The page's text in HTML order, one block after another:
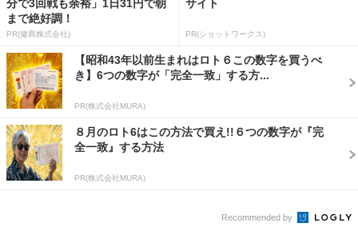
分で3回戦も余裕」1日31円で朝
まで絶好調！
PR(健商株式会社)
サイト
PR(ショットワークス)
【昭和43年以前生まれはロト６この数字を買うべ
き】6つの数字が「完全一致」する方...
PR(株式会社MURA)
８月のロト6はこの方法で買え!!６つの数字が『完
全一致』する方法
PR(株式会社MURA)
Recommended by